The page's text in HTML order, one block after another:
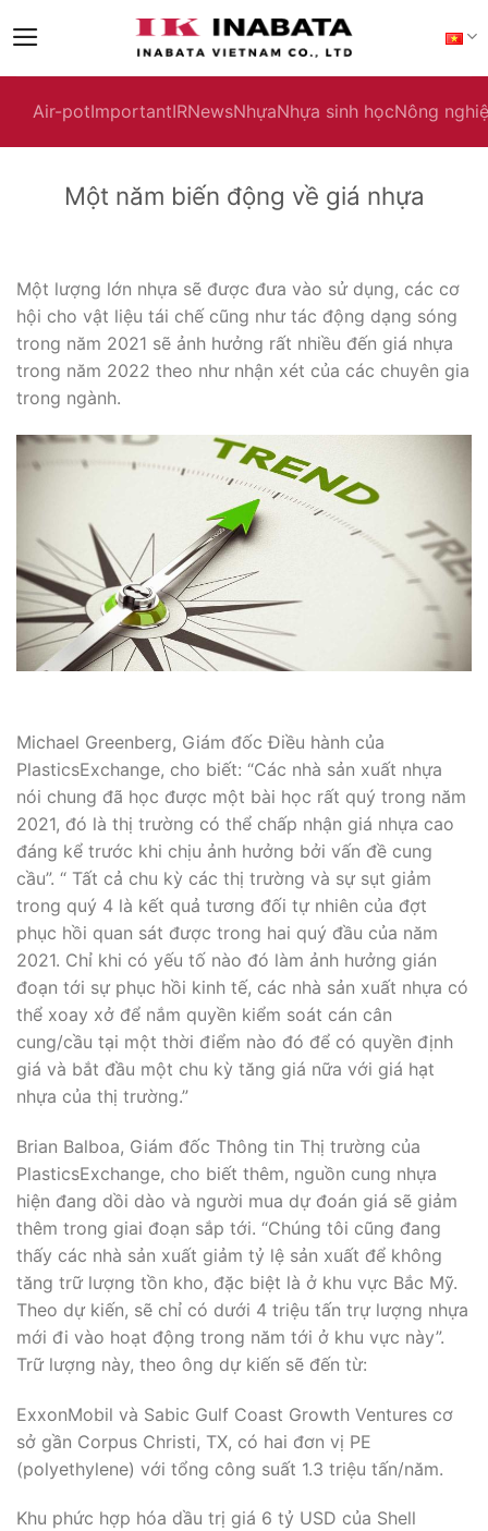
to
Air-potImportantIRNewsNhựaNhựa sinh họcNông
Một năm biến động về giá nhựa
Một lượng lớn nhựa sẽ được đưa vào sử dụng, các cơ
hội cho vật liệu tái chế cũng như tác động dạng sóng
trong năm 2021 sẽ ảnh hưởng rất nhiều đến giá nhựa
trong năm 2022 theo như nhận xét của các chuyên gia
trong ngành.
Michael Greenberg, Giám đốc Điều hành của
PlasticsExchange, cho biết: “Các nhà sản xuất nhựa
nói chung đã học được một bài học rất quý trong năm
2021, đó là thị trường có thể chấp nhận giá nhựa cao
đáng kể trước khi chịu ảnh hưởng bởi vấn đề cung
cầu”. “ Tất cả chu kỳ các thị trường và sự sụt giảm
trong quý 4 là kết quả tương đối tự nhiên của đợt
phục hồi quan sát được trong hai quý đầu của năm
2021. Chỉ khi có yếu tố nào đó làm ảnh hưởng gián
đoạn tới sự phục hồi kinh tế, các nhà sản xuất nhựa có
thể xoay xở để nắm quyền kiểm soát cán cân
cung/cầu tại một thời điểm nào đó để có quyền định
giá và bắt đầu một chu kỳ tăng giá nữa với giá hạt
nhựa của thị trường.”
Brian Balboa, Giám đốc Thông tin Thị trường của
PlasticsExchange, cho biết thêm, nguồn cung nhựa
hiện đang dồi dào và người mua dự đoán giá sẽ giảm
thêm trong giai đoạn sắp tới. “Chúng tôi cũng đang
thấy các nhà sản xuất giảm tỷ lệ sản xuất để không
tăng trữ lượng tồn kho, đặc biệt là ở khu vực Bắc Mỹ.
Theo dự kiến, sẽ chỉ có dưới 4 triệu tấn trự lượng nhựa
mới đi vào hoạt động trong năm tới ở khu vực này”.
Trữ lượng này, theo ông dự kiến sẽ đến từ:
ExxonMobil và Sabic Gulf Coast Growth Ventures cơ
sở gần Corpus Christi, TX, có hai đơn vị PE
(polyethylene) với tổng công suất 1.3 triệu tấn/năm.
Khu phức hợp hóa dầu trị giá 6 tỷ USD của Shell